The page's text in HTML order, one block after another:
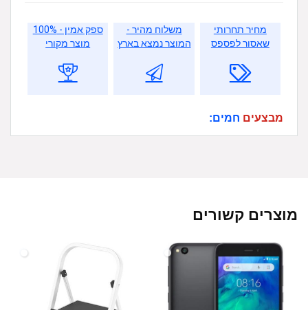
מחיר תחרותי
שאסור לפספס
משלוח מהיר -
המוצר נמצא בארץ
ספק אמין - 100%
מוצר מקורי
מבצעים חמים:
מוצרים קשורים